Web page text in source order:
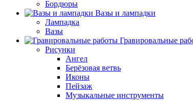
Бордюры
Вазы и лампадки
Лампадка
Вазы
Гравировальные
Рисунки
Ангел
Берёзовая ветвь
Иконы
Пейзаж
Музыкальные инструменты